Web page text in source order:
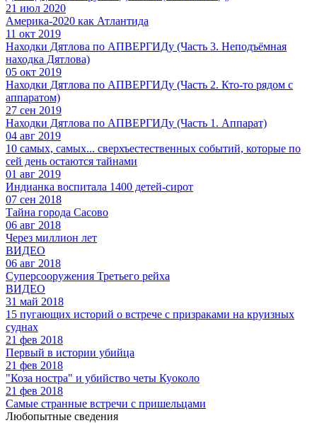
21 июл 2020
Америка-2020 как Атлантида
11 окт 2019
Находки Дятлова по АПВЕРГИДу (Часть 3. Неподъёмная
находка Дятлова)
05 окт 2019
Находки Дятлова по АПВЕРГИДу (Часть 2. Кто-то рядом с
аппаратом)
27 сен 2019
Находки Дятлова по АПВЕРГИДу (Часть 1. Аппарат)
04 авг 2019
10 самых, самых... сверхъестественных событий, которые по
сей день остаются тайнами
01 авг 2019
Индианка воспитала 1400 детей-сирот
07 сен 2018
Тайна города Сасово
06 авг 2018
Через миллион лет
ВИДЕО
06 авг 2018
Суперсооружения Третьего рейха
ВИДЕО
31 май 2018
15 пугающих историй о встрече с призраками на круизных
суднах
21 фев 2018
Первый в истории убийца
21 фев 2018
"Коза ностра" и убийство четы Куоколо
21 фев 2018
Самые странные встречи с пришельцами
Любопытные сведения